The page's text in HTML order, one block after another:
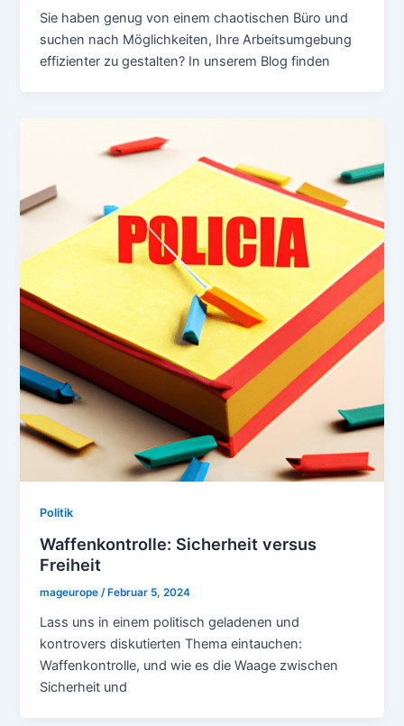
Sie haben genug von einem chaotischen Büro und
suchen nach Möglichkeiten, Ihre Arbeitsumgebung
effizienter zu gestalten? In unserem Blog finden
Politik
Waffenkontrolle: Sicherheit versus
Freiheit
mageurope/ Februar 5, 2024
Lass uns in einem politisch geladenen und
kontrovers diskutierten Thema eintauchen:
Waffenkontrolle, und wie es die Waage zwischen
Sicherheit und